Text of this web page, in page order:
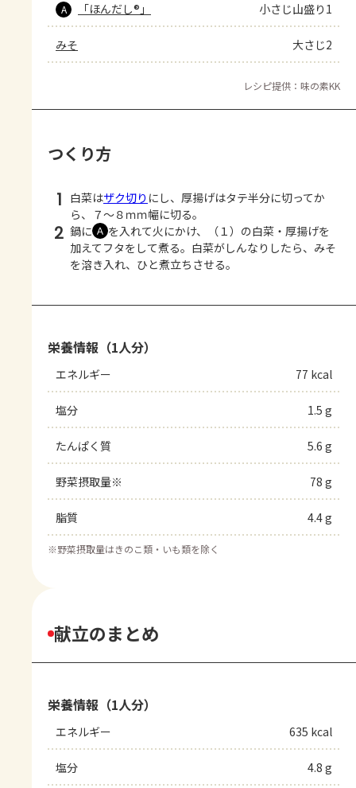
A 「ほんだし®」 小さじ山盛り1
みそ 大さじ2
レシピ提供：味の素KK
つくり方
1 白菜はザク切り にし、厚揚げはタテ半分に切ってか
ら、７～８ｍｍ幅に切る。
2 鍋に Ａ を入れて火にかけ、（１）の白菜・厚揚げを
加えてフタをして煮る。白菜がしんなりしたら、みそ
を溶き入れ、ひと煮立ちさせる。
栄養情報（1人分）
エネルギー 77 kcal
塩分 1.5 g
たんぱく質 5.6 g
野菜摂取量※ 78 g
脂質 4.4 g
※野菜摂取量はきのこ類・いも類を除く
献立のまとめ
栄養情報（1人分）
エネルギー 635 kcal
塩分 4.8 g